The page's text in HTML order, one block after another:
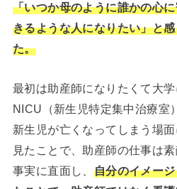
「いつか母のように誰かの心
きるような人になりたい」と
た。
最初は助産師になりたくて大学
NICU（新生児特定集中治療室
新生児が亡くなってしまう場
見たことで、助産師の仕事は
事実に直面し、 自分のイメー